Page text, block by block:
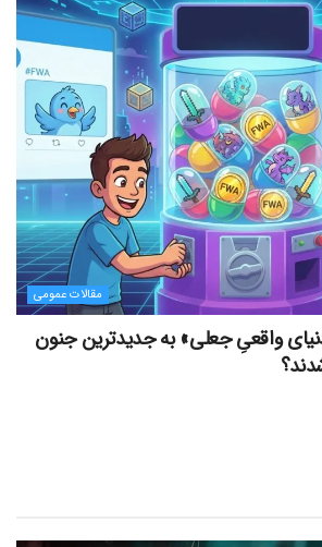
مقالات عمومی
واقعیِ جعلی» به جدیدترین جنون